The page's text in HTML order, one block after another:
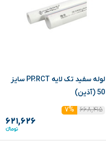
لوله سفید تک لایه PP.RCT سایز
50 (آذین)
۶۶۸,۴۱۵
۷%
۶۲۱,۶۲۶